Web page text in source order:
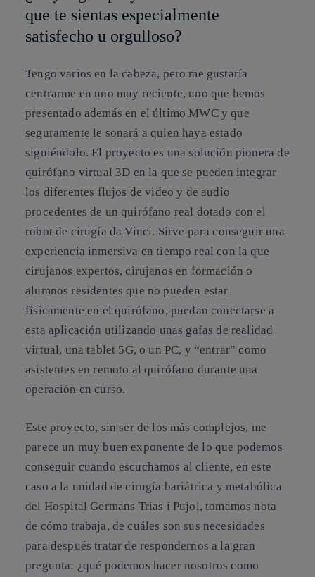
que te sientas especialmente
satisfecho u orgulloso?
Tengo varios en la cabeza, pero me gustaría
centrarme en uno muy reciente, uno que hemos
presentado además en el último MWC y que
seguramente le sonará a quien haya estado
siguiéndolo. El proyecto es una solución pionera de
quirófano virtual 3D en la que se pueden integrar
los diferentes flujos de video y de audio
procedentes de un quirófano real dotado con el
robot de cirugía da Vinci. Sirve para conseguir una
experiencia inmersiva en tiempo real con la que
cirujanos expertos, cirujanos en formación o
alumnos residentes que no pueden estar
físicamente en el quirófano, puedan conectarse a
esta aplicación utilizando unas gafas de realidad
virtual, una tablet 5G, o un PC, y “entrar” como
asistentes en remoto al quirófano durante una
operación en curso.
Este proyecto, sin ser de los más complejos, me
parece un muy buen exponente de lo que podemos
conseguir cuando escuchamos al cliente, en este
caso a la unidad de cirugía bariátrica y metabólica
del Hospital Germans Trias i Pujol, tomamos nota
de cómo trabaja, de cuáles son sus necesidades
para después tratar de respondernos a la gran
pregunta: ¿qué podemos hacer nosotros como